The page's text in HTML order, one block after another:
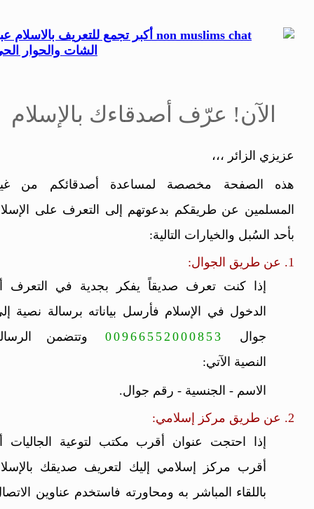
الآن! عرّف أصدقاءك بالإسلام
عزيزي الزائر ،،،
هذه الصفحة مخصصة لمساعدة أصدقائكم من
المسلمين عن طريقكم بدعوتهم إلى التعرف على
بأحد السُبل والخيارات التالية:
1. عن طريق الجوال:
إذا كنت تعرف صديقاً يفكر بجدية في التعرف
الدخول في الإسلام فأرسل بياناته برسالة نصية
جوال
وتتضمن
النصية الآتي:
الاسم - الجنسية - رقم جوال.
2. عن طريق مركز إسلامي:
إذا احتجت عنوان أقرب مكتب لتوعية الجاليات
أقرب مركز إسلامي إليك لتعريف صديقك
باللقاء المباشر به ومحاورته فاستخدم عناوين